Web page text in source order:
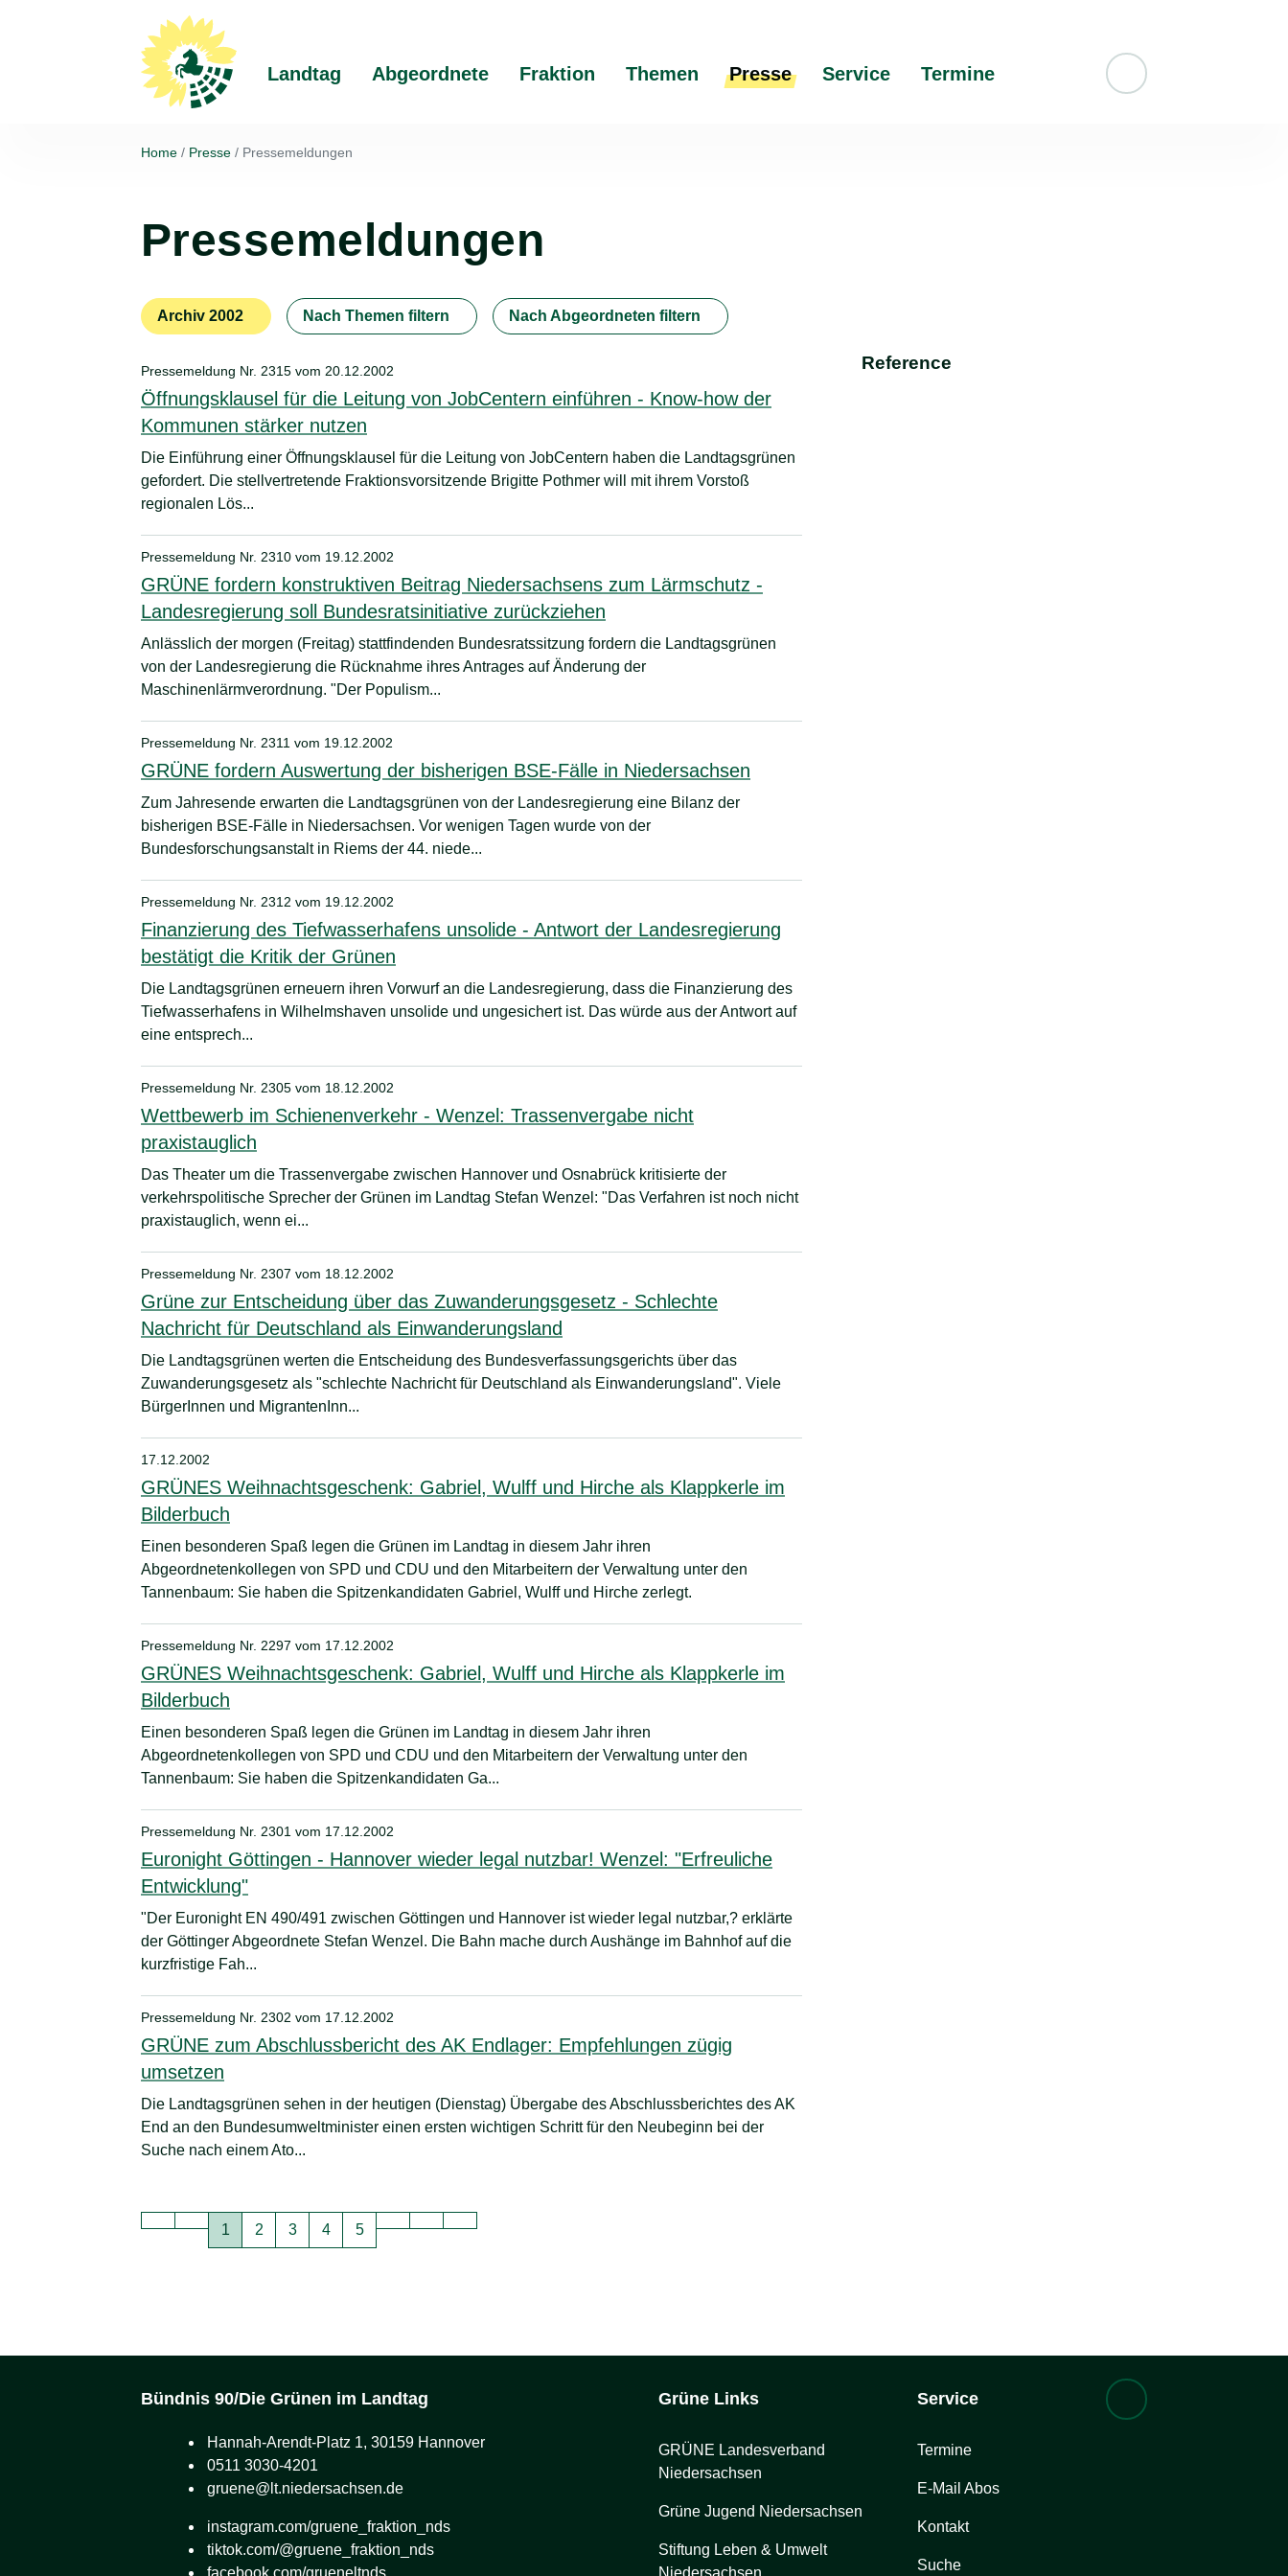
Suche
Landtag Abgeordnete Fraktion Themen Presse Service Termine
Home Presse Pressemeldungen
Pressemeldungen
Archiv 2002 Nach Themen filtern Nach Abgeordneten filtern
Pressemeldung Nr. 2315 vom 20.12.2002
Öffnungsklausel für die Leitung von JobCentern einführen - Know-how der
Kommunen stärker nutzen
Die Einführung einer Öffnungsklausel für die Leitung von JobCentern haben die Landtagsgrünen
gefordert. Die stellvertretende Fraktionsvorsitzende Brigitte Pothmer will mit ihrem Vorstoß
regionalen Lös...
Pressemeldung Nr. 2310 vom 19.12.2002
GRÜNE fordern konstruktiven Beitrag Niedersachsens zum Lärmschutz -
Landesregierung soll Bundesratsinitiative zurückziehen
Anlässlich der morgen (Freitag) stattfindenden Bundesratssitzung fordern die Landtagsgrünen
von der Landesregierung die Rücknahme ihres Antrages auf Änderung der
Maschinenlärmverordnung. "Der Populism...
Pressemeldung Nr. 2311 vom 19.12.2002
GRÜNE fordern Auswertung der bisherigen BSE-Fälle in Niedersachsen
Zum Jahresende erwarten die Landtagsgrünen von der Landesregierung eine Bilanz der
bisherigen BSE-Fälle in Niedersachsen. Vor wenigen Tagen wurde von der
Bundesforschungsanstalt in Riems der 44. niede...
Pressemeldung Nr. 2312 vom 19.12.2002
Finanzierung des Tiefwasserhafens unsolide - Antwort der Landesregierung
bestätigt die Kritik der Grünen
Die Landtagsgrünen erneuern ihren Vorwurf an die Landesregierung, dass die Finanzierung des
Tiefwasserhafens in Wilhelmshaven unsolide und ungesichert ist. Das würde aus der Antwort auf
eine entsprech...
Pressemeldung Nr. 2305 vom 18.12.2002
Wettbewerb im Schienenverkehr - Wenzel: Trassenvergabe nicht
praxistauglich
Das Theater um die Trassenvergabe zwischen Hannover und Osnabrück kritisierte der
verkehrspolitische Sprecher der Grünen im Landtag Stefan Wenzel: "Das Verfahren ist noch nicht
praxistauglich, wenn ei...
Pressemeldung Nr. 2307 vom 18.12.2002
Grüne zur Entscheidung über das Zuwanderungsgesetz - Schlechte
Nachricht für Deutschland als Einwanderungsland
Die Landtagsgrünen werten die Entscheidung des Bundesverfassungsgerichts über das
Zuwanderungsgesetz als "schlechte Nachricht für Deutschland als Einwanderungsland". Viele
BürgerInnen und MigrantenInn...
17.12.2002
GRÜNES Weihnachtsgeschenk: Gabriel, Wulff und Hirche als Klappkerle im
Bilderbuch
Einen besonderen Spaß legen die Grünen im Landtag in diesem Jahr ihren
Abgeordnetenkollegen von SPD und CDU und den Mitarbeitern der Verwaltung unter den
Tannenbaum: Sie haben die Spitzenkandidaten Gabriel, Wulff und Hirche zerlegt.
Pressemeldung Nr. 2297 vom 17.12.2002
GRÜNES Weihnachtsgeschenk: Gabriel, Wulff und Hirche als Klappkerle im
Bilderbuch
Einen besonderen Spaß legen die Grünen im Landtag in diesem Jahr ihren
Abgeordnetenkollegen von SPD und CDU und den Mitarbeitern der Verwaltung unter den
Tannenbaum: Sie haben die Spitzenkandidaten Ga...
Pressemeldung Nr. 2301 vom 17.12.2002
Euronight Göttingen - Hannover wieder legal nutzbar! Wenzel: "Erfreuliche
Entwicklung"
"Der Euronight EN 490/491 zwischen Göttingen und Hannover ist wieder legal nutzbar,? erklärte
der Göttinger Abgeordnete Stefan Wenzel. Die Bahn mache durch Aushänge im Bahnhof auf die
kurzfristige Fah...
Pressemeldung Nr. 2302 vom 17.12.2002
GRÜNE zum Abschlussbericht des AK Endlager: Empfehlungen zügig
umsetzen
Die Landtagsgrünen sehen in der heutigen (Dienstag) Übergabe des Abschlussberichtes des AK
End an den Bundesumweltminister einen ersten wichtigen Schritt für den Neubeginn bei der
Suche nach einem Ato...
Seite
1 Seite
2 Seite
3 Seite
4 Seite
5
Reference
Bündnis 90/Die Grünen im Landtag
Hannah-Arendt-Platz 1, 30159 Hannover
0511 3030-4201
gruene@lt.niedersachsen.de
instagram.com/gruene_fraktion_nds
tiktok.com/@gruene_fraktion_nds
facebook.com/grueneltnds
Grüne Links
GRÜNE Landesverband
Niedersachsen
Grüne Jugend Niedersachsen
Stiftung Leben & Umwelt
Niedersachsen
Service
Termine
E-Mail Abos
Kontakt
Suche